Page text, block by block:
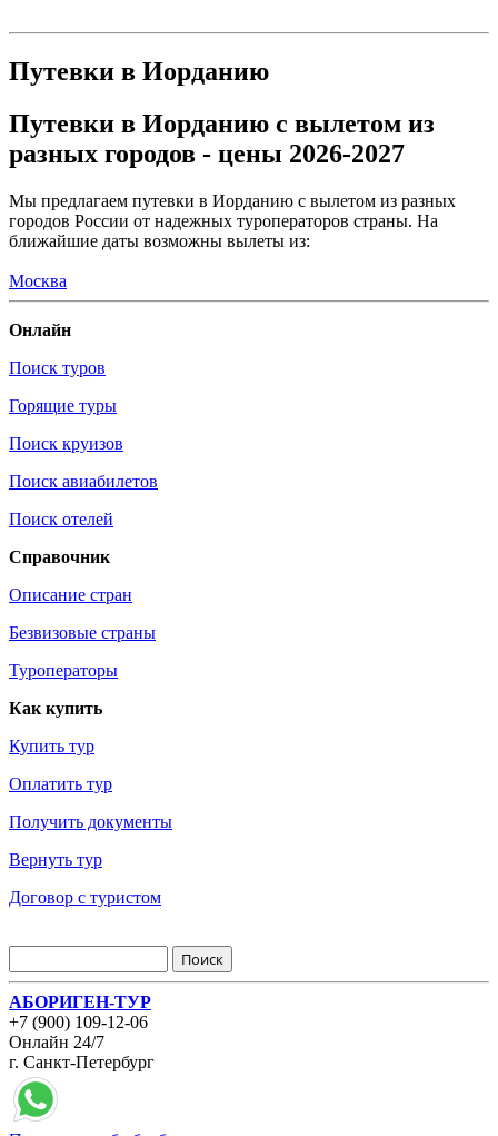
Путевки в Иорданию
Путевки в Иорданию с вылетом из
разных городов - цены 2026-2027
Мы предлагаем путевки в Иорданию с вылетом из разных
городов России от надежных туроператоров страны. На
ближайшие даты возможны вылеты из:
Москва
Онлайн
Поиск туров
Горящие туры
Поиск круизов
Поиск авиабилетов
Поиск отелей
Справочник
Описание стран
Безвизовые страны
Туроператоры
Как купить
Купить тур
Оплатить тур
Получить документы
Вернуть тур
Договор с туристом
АБОРИГЕН-ТУР
+7 (900) 109-12-06
Онлайн 24/7
г. Санкт-Петербург